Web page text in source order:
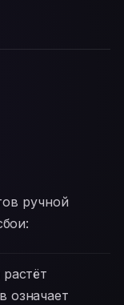
ручной
означает